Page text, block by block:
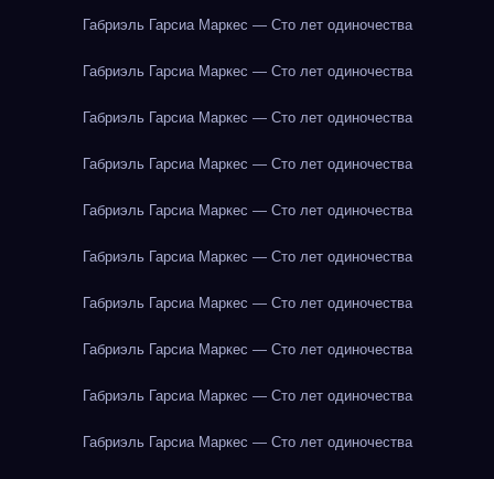
Габриэль Гарсиа Маркес — Сто лет одиночества
Габриэль Гарсиа Маркес — Сто лет одиночества
Габриэль Гарсиа Маркес — Сто лет одиночества
Габриэль Гарсиа Маркес — Сто лет одиночества
Габриэль Гарсиа Маркес — Сто лет одиночества
Габриэль Гарсиа Маркес — Сто лет одиночества
Габриэль Гарсиа Маркес — Сто лет одиночества
Габриэль Гарсиа Маркес — Сто лет одиночества
Габриэль Гарсиа Маркес — Сто лет одиночества
Габриэль Гарсиа Маркес — Сто лет одиночества